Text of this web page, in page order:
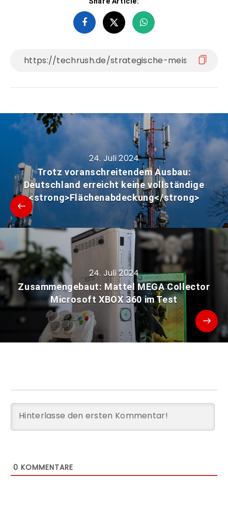
24. Juli 2024
Trotz voranschreitendem Ausbau:
Deutschland erreicht keine vollständige
<strong>Flächenabdeckung</strong>
24. Juli 2024
Zusammengebaut: Mattel MEGA Collector
Microsoft XBOX 360 im Test
0 KOMMENTARE